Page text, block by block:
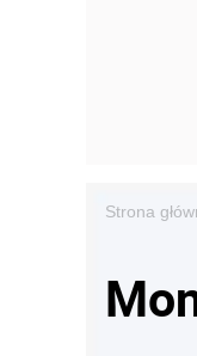
Strona